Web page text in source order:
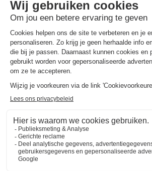
Camping de Watertoren ★★★★
Limburg,